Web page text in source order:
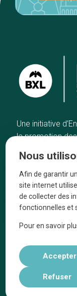
Une initiative
la promotion
Accueil
Bonnes
Quartiers
Blog
Tops 10
Nous
Afin de garantir
site internet
de collecter des
fonctionnelles et
Pour en savoir
Refuser